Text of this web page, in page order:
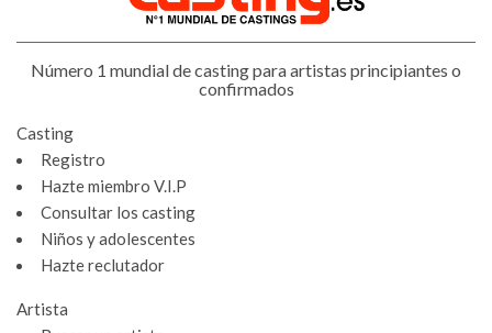
Número 1 mundial de casting para artistas principiantes o
confirmados
Casting
Registro
Hazte miembro V.I.P
Consultar los casting
Niños y adolescentes
Hazte reclutador
Artista